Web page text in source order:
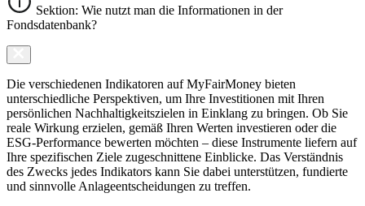
Sektion: Wie nutzt man die Informationen in der
Fondsdatenbank?
Die verschiedenen Indikatoren auf MyFairMoney bieten
unterschiedliche Perspektiven, um Ihre Investitionen mit Ihren
persönlichen Nachhaltigkeitszielen in Einklang zu bringen. Ob Sie
reale Wirkung erzielen, gemäß Ihren Werten investieren oder die
ESG-Performance bewerten möchten – diese Instrumente liefern auf
Ihre spezifischen Ziele zugeschnittene Einblicke. Das Verständnis
des Zwecks jedes Indikators kann Sie dabei unterstützen, fundierte
und sinnvolle Anlageentscheidungen zu treffen.